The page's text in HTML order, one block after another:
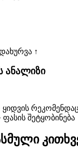
↑
ანალიზი
შეტყობინება